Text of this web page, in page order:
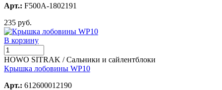
Арт.: F500A-1802191
235 руб.
В корзину
HOWO SITRAK / Сальники и сайлентблоки
Крышка лобовины WP10
Арт.: 612600012190